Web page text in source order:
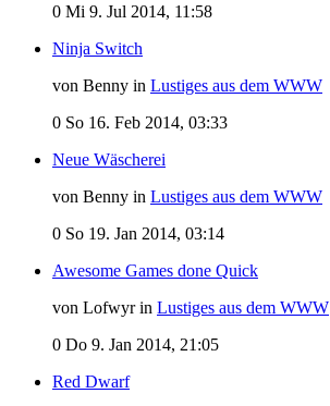
0 Mi 9. Jul 2014, 11:58
Ninja Switch
von Benny in Lustiges aus dem WWW
0 So 16. Feb 2014, 03:33
Neue Wäscherei
von Benny in Lustiges aus dem WWW
0 So 19. Jan 2014, 03:14
Awesome Games done Quick
von Lofwyr in Lustiges aus dem WWW
0 Do 9. Jan 2014, 21:05
Red Dwarf